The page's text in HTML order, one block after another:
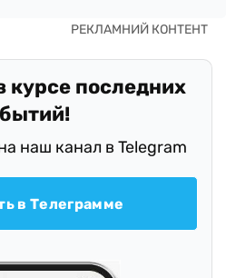
курсе последних
наш канал в Telegram
в Телеграмме